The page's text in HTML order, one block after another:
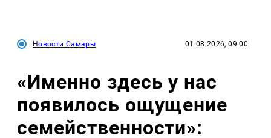
Новости Самары 01.08.2026, 09:00
«Именно здесь у нас
появилось ощущение
семейственности»: